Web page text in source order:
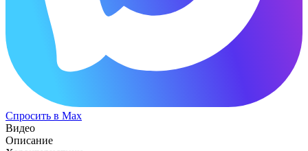
Спросить в Max
Видео
Описание